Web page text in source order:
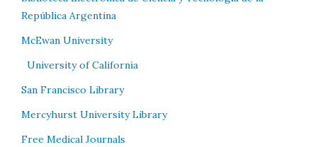
República Argentina
McEwan University
University of California
San Francisco Library
Mercyhurst University Library
Free Medical Journals